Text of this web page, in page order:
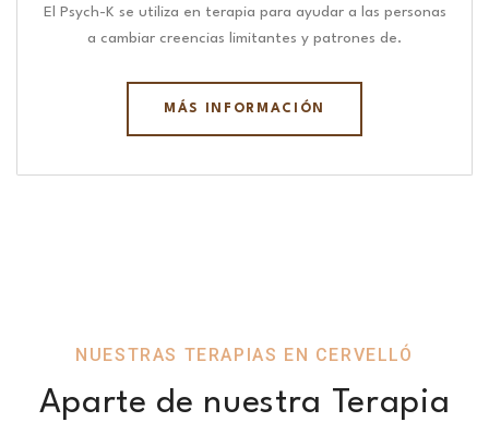
El Psych-K se utiliza en terapia para ayudar a las personas
a cambiar creencias limitantes y patrones de.
MÁS INFORMACIÓN
NUESTRAS TERAPIAS EN CERVELLÓ
Aparte de nuestra Terapia